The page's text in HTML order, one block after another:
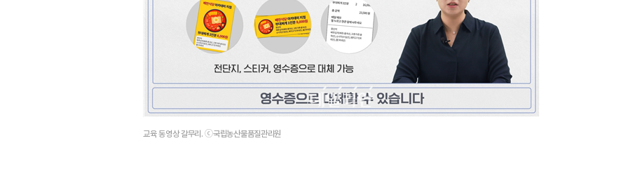
교육 동영상 갈무리. ⓒ국립농산물품질관리원